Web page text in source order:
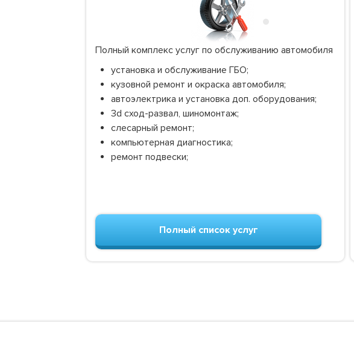
Полный комплекс услуг по обслуживанию автомобиля
установка и обслуживание ГБО;
кузовной ремонт и окраска автомобиля;
автоэлектрика и установка доп. оборудования;
3d сход-развал, шиномонтаж;
слесарный ремонт;
компьютерная диагностика;
ремонт подвески;
Полный список услуг